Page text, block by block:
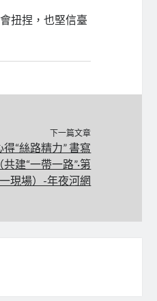
扭捏，也堅信臺
下一篇文章
“絲路精力” 書寫
建“一帶一路”·第
一現場）-年夜河網